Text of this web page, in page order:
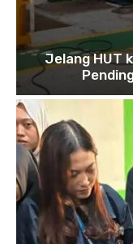
Jelang HUT